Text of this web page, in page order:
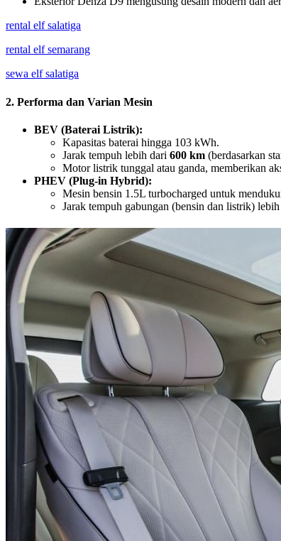
rental elf salatiga
rental elf semarang
sewa elf salatiga
2. Performa dan Varian Mesin
BEV (Baterai Listrik):
Kapasitas baterai hingga 103 kWh.
Jarak tempuh lebih dari 600 km (berdasarkan
Motor listrik tunggal atau ganda, memberikan
PHEV (Plug-in Hybrid):
Mesin bensin 1.5L turbocharged untuk
Jarak tempuh gabungan (bensin dan listrik)